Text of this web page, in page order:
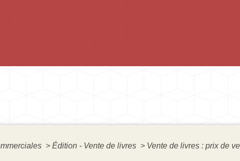
> Édition - Vente de livres > Vente de livres : prix de